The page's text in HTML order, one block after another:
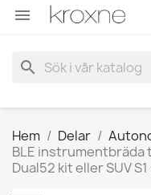

search
Hem Delar
BLE instrumentbräda
Dual52 kit eller SUV